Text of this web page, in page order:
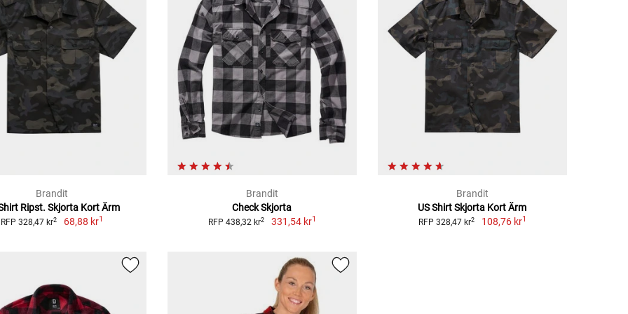
Brandit
Ripst. Skjorta Kort Ärm
RFP 328,47 kr2 68,88 kr1
Brandit
Check Skjorta
RFP 438,32 kr2 331,54 kr1
Brandit
US Shirt Skjorta Kort Ärm
RFP 328,47 kr2 108,76 kr1